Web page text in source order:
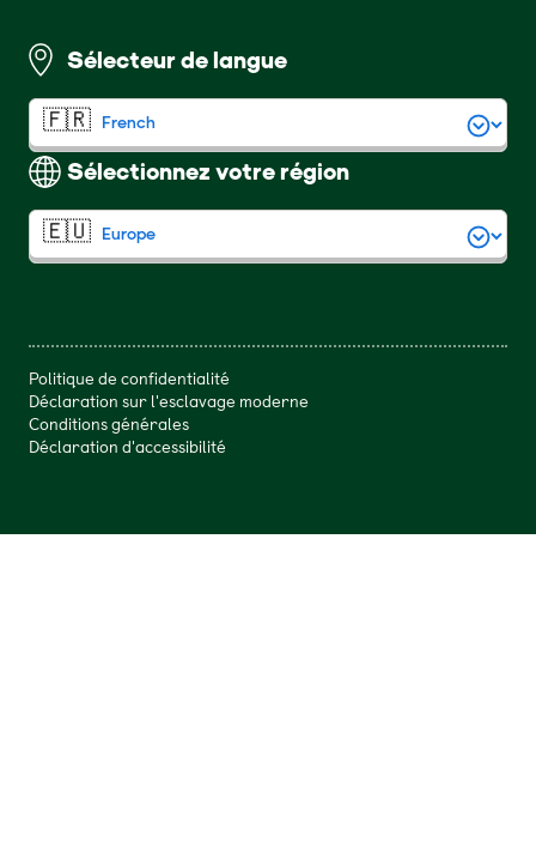
Sélecteur de langue
Sélectionnez votre région
Politique de confidentialité
Déclaration sur l'esclavage moderne
Conditions générales
Déclaration d'accessibilité